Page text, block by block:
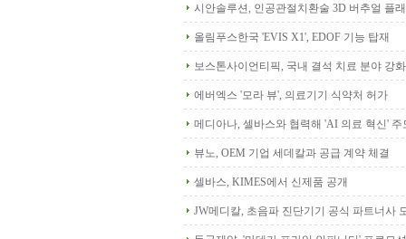
시안솔루션, 인공관절치환술 3D 버추얼 플
올림푸스한국 'EVIS X1', EDOF 기능 탑재
보스톤사이언티픽, 국내 결석 치료 분야 강화
에버엑스 '모라 뷰', 의료기기 식약처 허가
메디아나, 셀바스와 협력해 'AI 의료 혁신' 주
뷰노, OEM 기업 세데칼과 공급 계약 체결
셀바스, KIMES에서 신제품 공개
JW메디칼, 초음파 진단기기 공식 파트너사